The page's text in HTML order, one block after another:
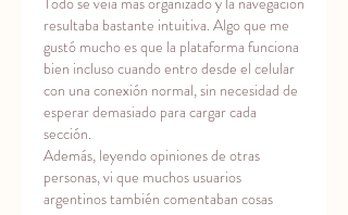
resultaba bastante intuitiva. Algo que me
gustó mucho es que la plataforma funciona
bien incluso cuando entro desde el celular
con una conexión normal, sin necesidad de
esperar demasiado para cargar cada
sección.
Además, leyendo opiniones de otras
personas, vi que muchos usuarios
argentinos también comentaban cosas